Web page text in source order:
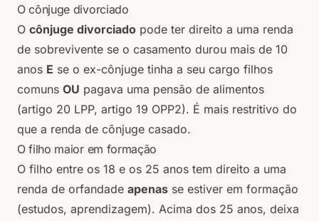
O cônjuge divorciado
O cônjuge divorciado pode ter direito a uma renda
de sobrevivente se o casamento durou mais de 10
anos E se o ex-cônjuge tinha a seu cargo filhos
comuns OU pagava uma pensão de alimentos
(artigo 20 LPP, artigo 19 OPP2). É mais restritivo do
que a renda de cônjuge casado.
O filho maior em formação
O filho entre os 18 e os 25 anos tem direito a uma
renda de orfandade apenas se estiver em formação
(estudos, aprendizagem). Acima dos 25 anos, deixa